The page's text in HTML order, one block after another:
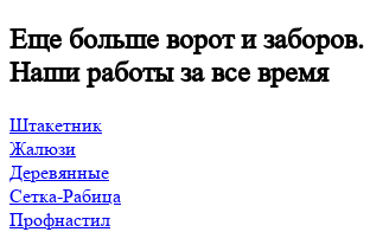
Еще больше ворот и заборов.
Наши работы за все время
Штакетник
Жалюзи
Деревянные
Сетка-Рабица
Профнастил